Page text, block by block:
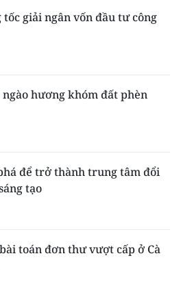
tốc giải ngân vốn đầu tư công
ngào hương khóm đất phèn
để trở thành trung tâm đổi
tạo
toán đơn thư vượt cấp ở Cà